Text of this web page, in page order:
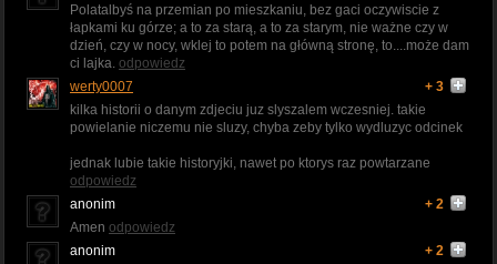
Polatalbyś na przemian po mieszkaniu, bez gaci oczywiscie z
łapkami ku górze; a to za starą, a to za starym, nie ważne czy w
dzień, czy w nocy, wklej to potem na główną stronę, to....może dam
ci lajka. odpowiedz
werty0007
+ 3
kilka historii o danym zdjeciu juz slyszalem wczesniej. takie
powielanie niczemu nie sluzy, chyba zeby tylko wydluzyc odcinek
jednak lubie takie historyjki, nawet po ktorys raz powtarzane
odpowiedz
anonim
+ 2
Amen odpowiedz
anonim
+ 2